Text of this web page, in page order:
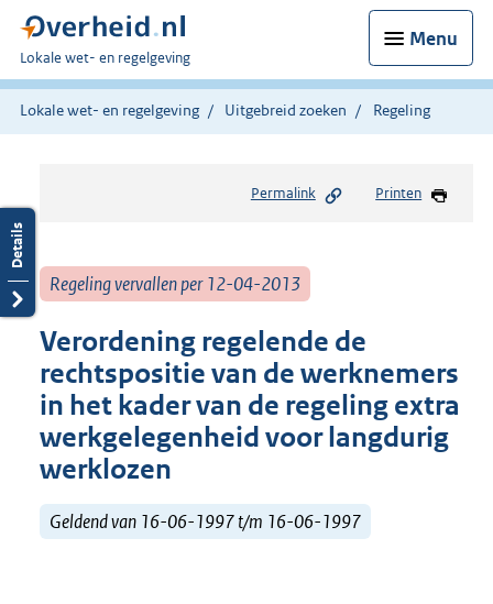
Menu
U
bent
hier:
Lokale wet- en regelgeving
Lokale wet- en regelgeving Uitgebreid zoeken Regeling
Permalink Printen
Regeling vervallen per 12-04-2013
Verordening regelende de
rechtspositie van de werknemers
in het kader van de regeling extra
werkgelegenheid voor langdurig
werklozen
Geldend van 16-06-1997 t/m 16-06-1997